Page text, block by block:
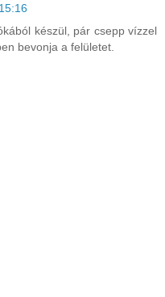
készül, pár csepp vízzel
bevonja a felületet.